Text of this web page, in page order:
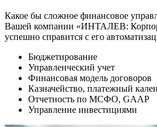
Какое бы сложное финансовое
Вашей компании «ИНТАЛЕВ:
успешно справится с его
Бюджетирование
Управленческий учет
Финансовая модель договоров
Казначейство, платежный
Отчетность по МСФО, GAAP
Управление инвестициями